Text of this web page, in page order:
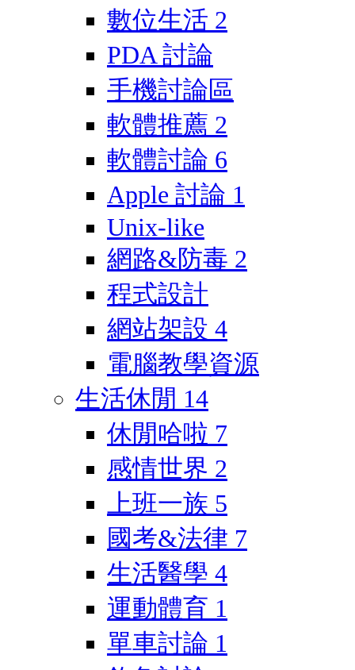
數位生活 2
PDA 討論
手機討論區
軟體推薦 2
軟體討論 6
Apple 討論 1
Unix-like
網路&防毒 2
程式設計
網站架設 4
電腦教學資源
生活休閒 14
休閒哈啦 7
感情世界 2
上班一族 5
國考&法律 7
生活醫學 4
運動體育 1
單車討論 1